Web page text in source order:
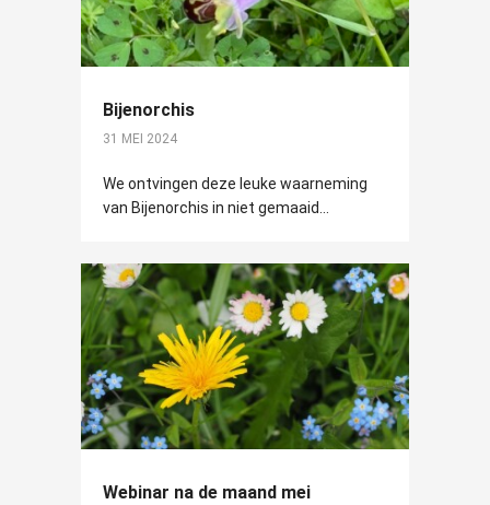
Bijenorchis
31 MEI 2024
We ontvingen deze leuke waarneming
van Bijenorchis in niet gemaaid...
Webinar na de maand mei